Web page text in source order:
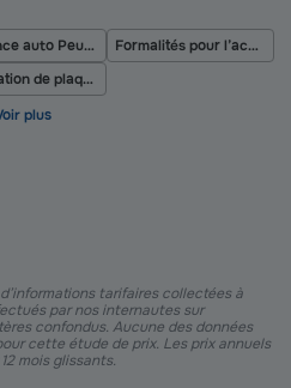
Assurance auto Peugeot
Formalités pour l’achat d’une voiture d’occasion
L’usurpation de plaque d’immatriculation
tarifaires collectées à
par nos internautes sur
confondus. Aucune des données
cette étude de prix. Les prix annuels
mois glissants.